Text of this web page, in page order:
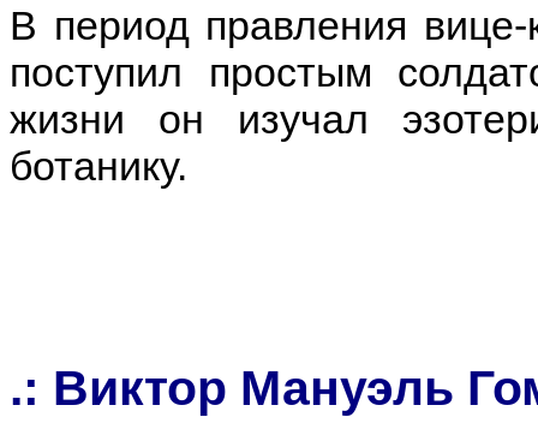
В период правления
поступил простым
жизни он изучал
ботанику.
.: Виктор Мануэль